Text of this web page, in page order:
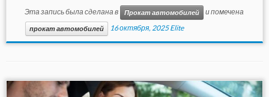
Эта запись была сделана в Прокат автомобилей и помечена
прокат автомобилей 16 октября, 2025 Elite